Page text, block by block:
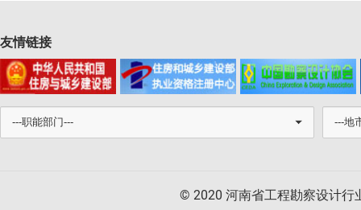
友情链接
© 2020 河南省工程勘察设计行